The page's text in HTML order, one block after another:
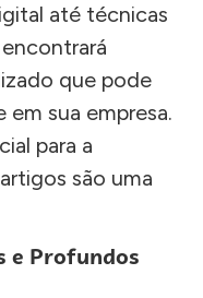
até técnicas
que pode
sua empresa.
para a
são uma
e Profundos